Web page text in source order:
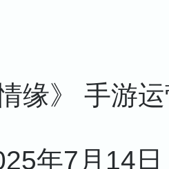
缘》 手游运
7月14日